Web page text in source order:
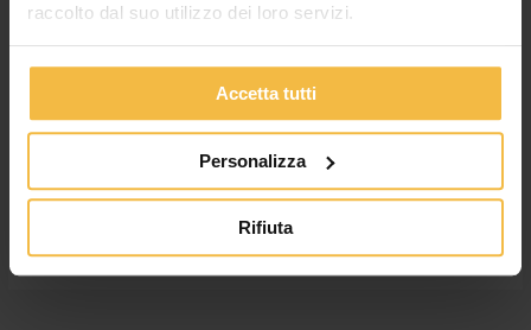
raccolto dal suo utilizzo dei loro servizi.
Accetta tutti
Personalizza
Rifiuta
Lascia un commento / Agronomico ,Blog/Cossetto Giulia
vedeva da decenni e che ci fa capire ancora di più quanto sia
un’opzione non più rimandabile. E’ fondamentale passare
quanto prima a metodi di irrigazione più sostenibili, che però, al
contempo, siano anche efficaci in […]